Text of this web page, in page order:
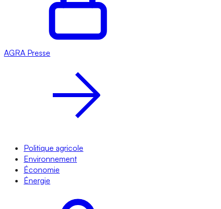
AGRA Presse
Politique agricole
Environnement
Économie
Énergie